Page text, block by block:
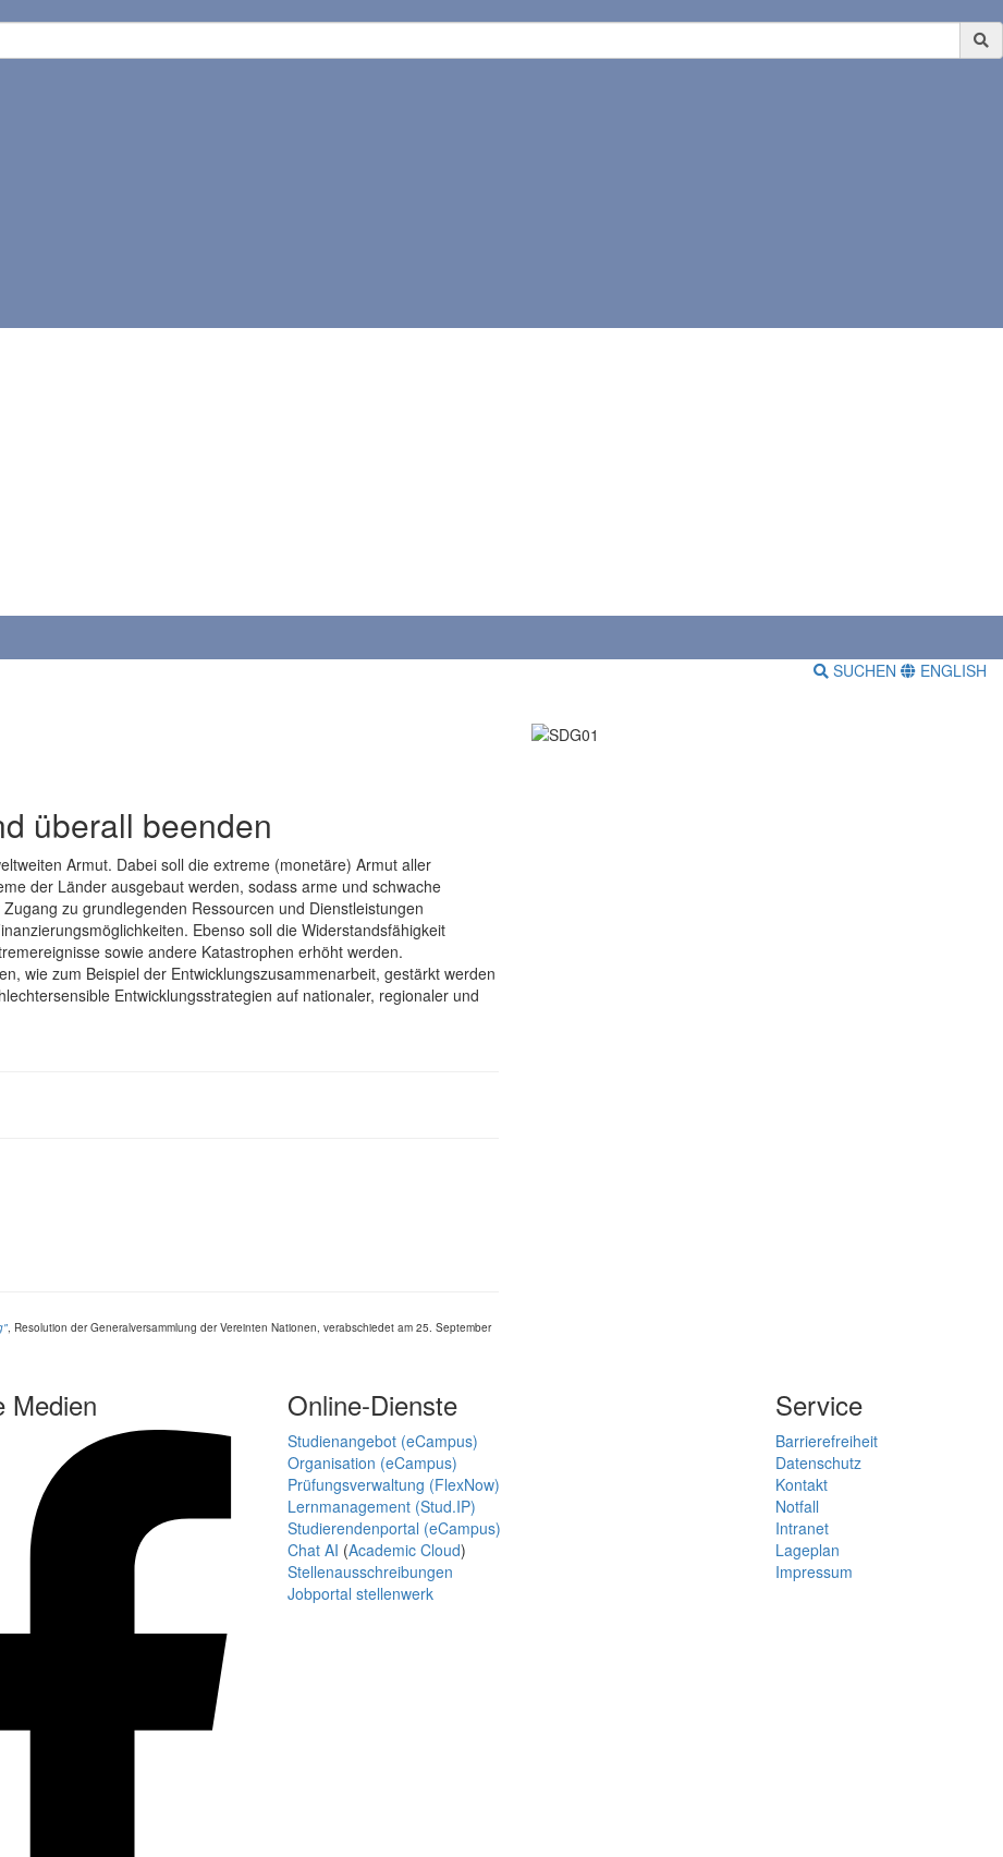
SUCHEN ENGLISH
überall beenden
Armut. Dabei soll die extreme (monetäre) Armut aller
der Länder ausgebaut werden, sodass arme und schwache
zu grundlegenden Ressourcen und Dienstleistungen
Ebenso soll die Widerstandsfähigkeit
sowie andere Katastrophen erhöht werden.
wie zum Beispiel der Entwicklungszusammenarbeit, gestärkt werden
Entwicklungsstrategien auf nationaler, regionaler und
, Resolution der Generalversammlung der Vereinten Nationen, verabschiedet am 25. September
Medien Online-Dienste
Studienangebot (eCampus)
Organisation (eCampus)
Prüfungsverwaltung (FlexNow)
Lernmanagement (Stud.IP)
Studierendenportal (eCampus)
Chat AI (Academic Cloud)
Stellenausschreibungen
Jobportal stellenwerk
Service
Barrierefreiheit
Datenschutz
Kontakt
Notfall
Intranet
Lageplan
Impressum